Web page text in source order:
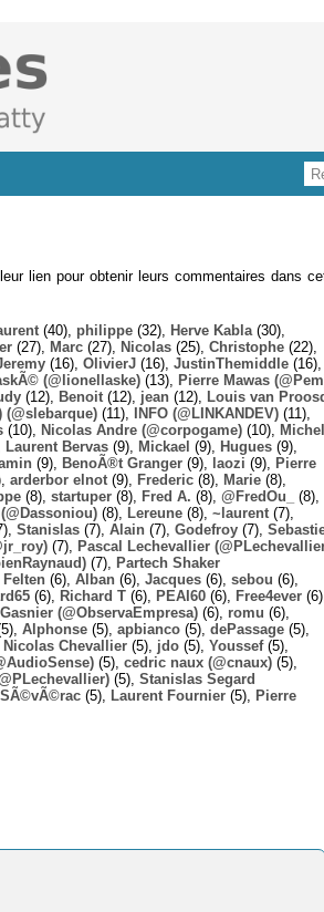
lien pour obtenir leurs commentaires dans
(40), philippe (32), Herve Kabla (30),
(27), Marc (27), Nicolas (25), Christophe (22),
(16), OlivierJ (16), JustinThemiddle (16),
(@lionellaske) (13),
Pierre Mawas
(12), Benoit (12), jean (12),
Louis van
(@slebarque) (11), INFO (@LINKANDEV) (11),
(10), Nicolas Andre (@corpogame) (10),
Michel
Laurent Bervas (9), Mickael (9), Hugues (9),
(9), BenoÃ®t Granger (9), laozi (9),
Pierre
arderbor elnot (9), Frederic (8), Marie (8),
(8), startuper (8), Fred A. (8), @FredOu_
(8),
(8), Lereune (8), ~laurent (7),
Stanislas (7), Alain (7), Godefroy (7),
(7),
Pascal Lechevallier
(7),
Partech Shaker
Felten (6), Alban (6), Jacques (6), sebou (6),
(6), Richard T (6), PEAI60 (6), Free4ever (6),
(@ObservaEmpresa) (6), romu (6),
Alphonse (5), apbianco (5), dePassage (5),
Nicolas Chevallier (5), jdo (5), Youssef(5),
(5), cedric naux (@cnaux) (5),
(5), Stanislas Segard
(5), Laurent Fournier (5),
Pierre